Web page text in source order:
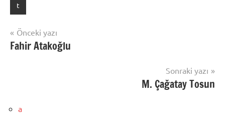
t
Yazı
gezinmesi
Önceki yazı
Fahir Atakoğlu
Sonraki yazı
M. Çağatay Tosun
a